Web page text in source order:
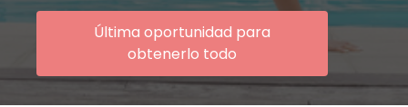
Última oportunidad para
obtenerlo todo